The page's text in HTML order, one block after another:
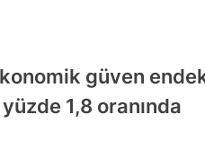
güven
1,8 oranında